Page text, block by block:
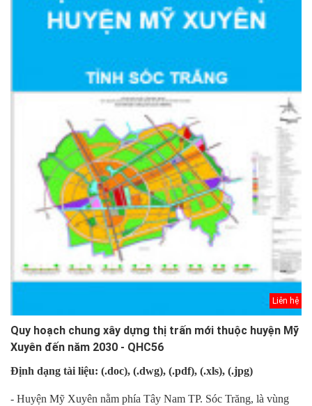
Liên hệ
Quy hoạch chung xây dựng thị trấn mới thuộc huyện Mỹ
Xuyên đến năm 2030 - QHC56
Định dạng tài liệu: (.doc), (.dwg), (.pdf), (.xls), (.jpg)
- Huyện Mỹ Xuyên nằm phía Tây Nam TP. Sóc Trăng, là vùng